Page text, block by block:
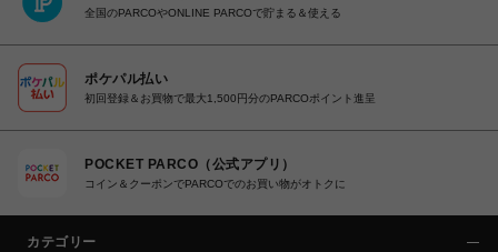
全国のPARCOやONLINE PARCOで貯まる＆使える
ポケパル払い
初回登録＆お買物で最大1,500円分のPARCOポイント進呈
POCKET PARCO（公式アプリ）
コイン＆クーポンでPARCOでのお買い物がオトクに
カテゴリー